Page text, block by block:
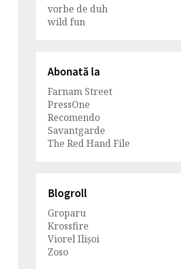
vorbe de duh
wild fun
Abonată la
Farnam Street
PressOne
Recomendo
Savantgarde
The Red Hand File
Blogroll
Groparu
Krossfire
Viorel Ilișoi
Zoso